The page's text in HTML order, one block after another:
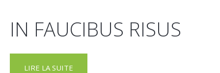
IN FAUCIBUS RISUS
LIRE LA SUITE